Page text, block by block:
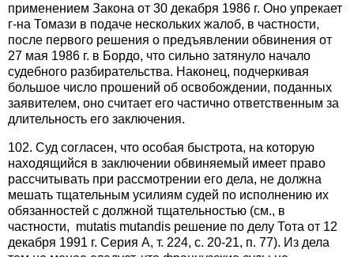
применением Закона от 30 декабря 1986 г. Оно упрекает
г-на Томази в подаче нескольких жалоб, в частности,
после первого решения о предъявлении обвинения от
27 мая 1986 г. в Бордо, что сильно затянуло начало
судебного разбирательства. Наконец, подчеркивая
большое число прошений об освобождении, поданных
заявителем, оно считает его частично ответственным за
длительность его заключения.
102. Суд согласен, что особая быстрота, на которую
находящийся в заключении обвиняемый имеет право
рассчитывать при рассмотрении его дела, не должна
мешать тщательным усилиям судей по исполнению их
обязанностей с должной тщательностью (см., в
частности, mutatis mutandis решение по делу Тота от 12
декабря 1991 г. Серия А, т. 224, с. 20-21, п. 77). Из дела